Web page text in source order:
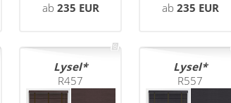
ab 235 EUR ab 235 EUR
Lysel
R457
Lysel
R557